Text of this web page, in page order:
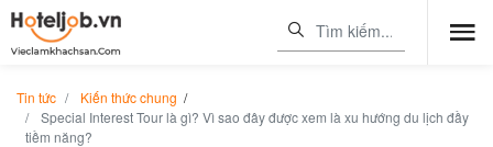
Tin tức Kiến thức chung /
Special Interest Tour là gì? Vì sao đây được xem là xu hướng du lịch đầy
tiềm năng?